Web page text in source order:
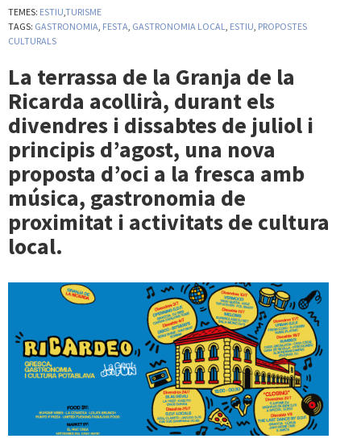
TEMES: ESTIU,TURISME
TAGS: GASTRONOMIA, FESTA, GASTRONOMIA LOCAL, ESTIU, PROPOSTES
CULTURALS
La terrassa de la Granja de la
Ricarda acollirà, durant els
divendres i dissabtes de juliol i
principis d’agost, una nova
proposta d’oci a la fresca amb
música, gastronomia de
proximitat i activitats de cultura
local.